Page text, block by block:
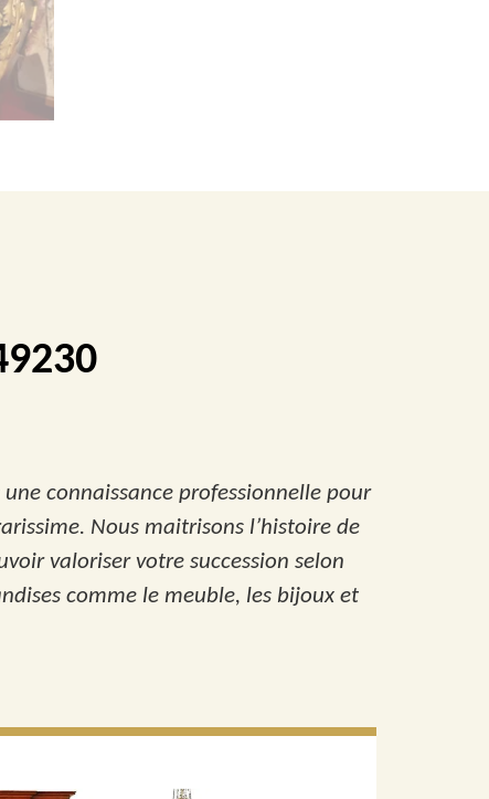
connaissance professionnelle pour
Nous maitrisons l’histoire de
valoriser votre succession selon
comme le meuble, les bijoux et